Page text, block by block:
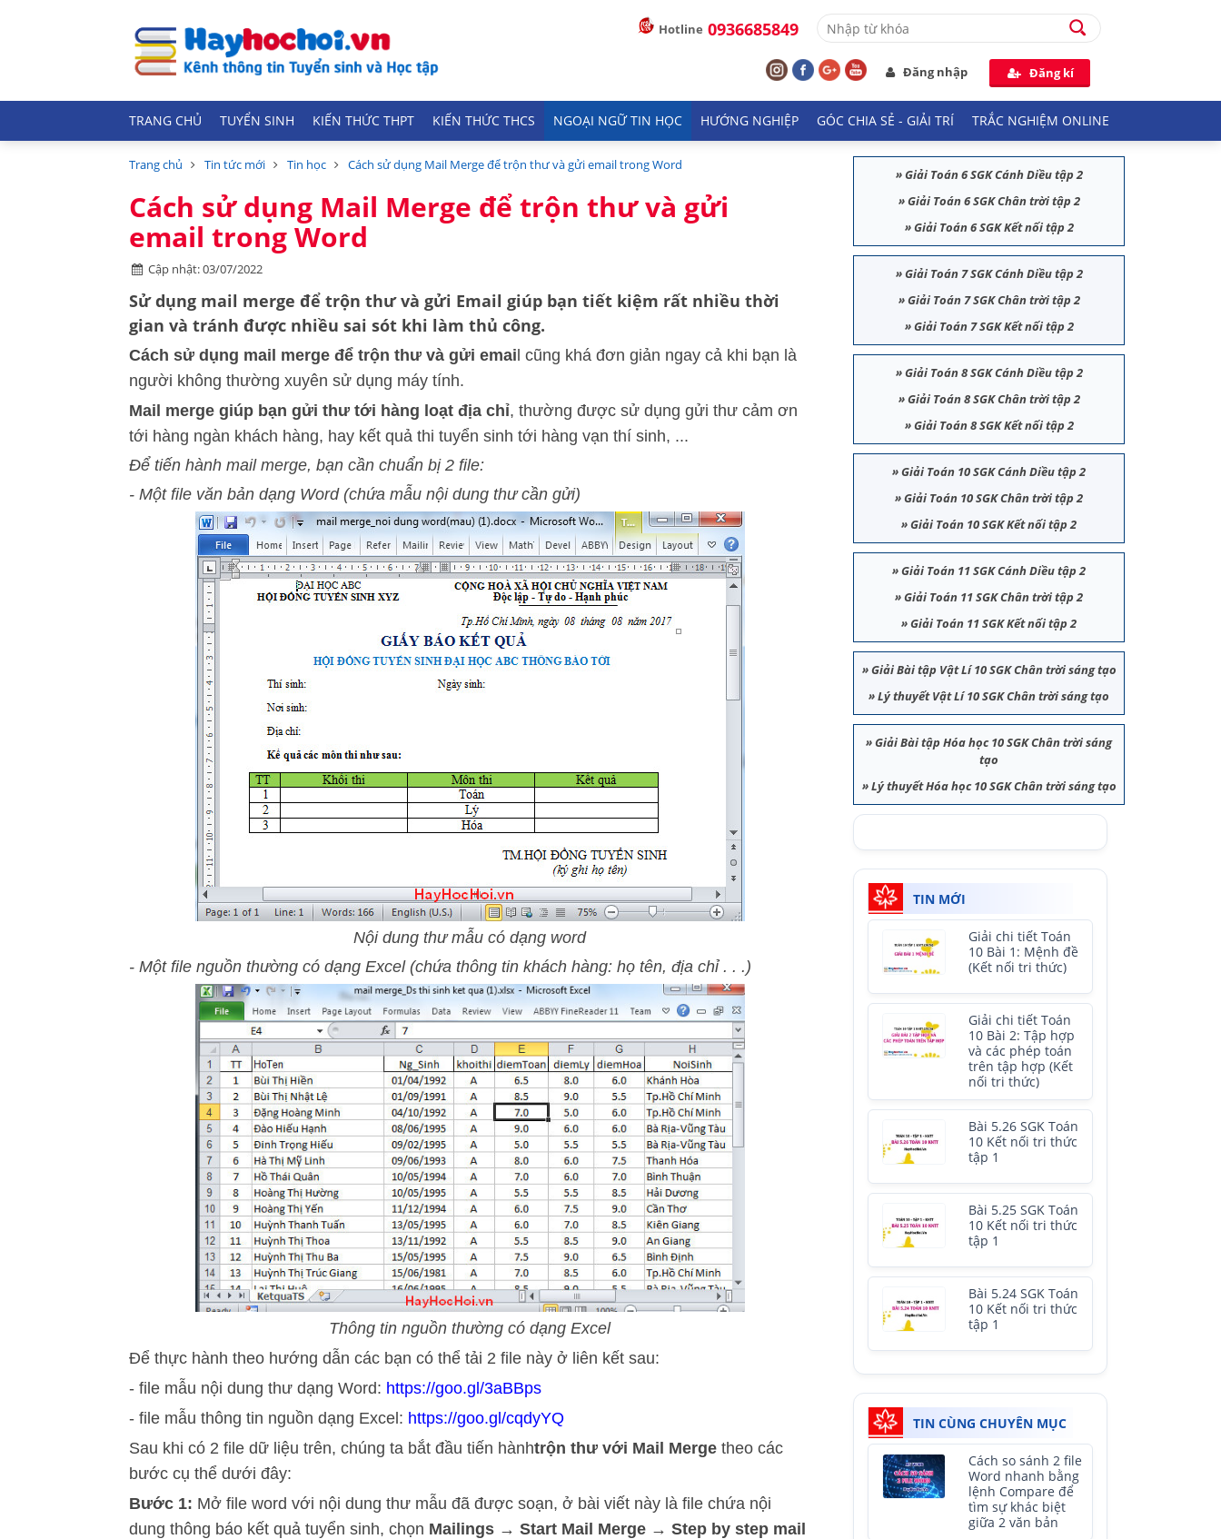
Hotline 0936685849
Đăng nhập Đăng kí
TRANG CHỦ TUYỂN SINH KIẾN THỨC THPT KIẾN THỨC THCS NGOẠI NGỮ TIN HỌC HƯỚNG NGHIỆP GÓC CHIA SẺ - GIẢI TRÍ TRẮC NGHIỆM ONLINE
Trang chủ Tin tức mới Tin học Cách sử dụng Mail Merge để trộn thư và gửi email trong Word
Cách sử dụng Mail Merge để trộn thư và gửi
email trong Word
Cập nhật: 03/07/2022
Sử dụng mail merge để trộn thư và gửi Email giúp bạn tiết kiệm rất nhiều thời
gian và tránh được nhiều sai sót khi làm thủ công.
Cách sử dụng mail merge để trộn thư và gửi emai l cũng khá đơn giản ngay cả khi bạn là
người không thường xuyên sử dụng máy tính.
Mail merge giúp bạn gửi thư tới hàng loạt địa chỉ, thường được sử dụng gửi thư cảm ơn
tới hàng ngàn khách hàng, hay kết quả thi tuyển sinh tới hàng vạn thí sinh, ...
Để tiến hành mail merge, bạn cần chuẩn bị 2 file:
- Một file văn bản dạng Word (chứa mẫu nội dung thư cần gửi)
Nội dung thư mẫu có dạng word
- Một file nguồn thường có dạng Excel (chứa thông tin khách hàng: họ tên, địa chỉ . . .)
Thông tin nguồn thường có dạng Excel
Để thực hành theo hướng dẫn các bạn có thể tải 2 file này ở liên kết sau:
- file mẫu nội dung thư dạng Word: https://goo.gl/3aBBps
- file mẫu thông tin nguồn dạng Excel: https://goo.gl/cqdyYQ
Sau khi có 2 file dữ liệu trên, chúng ta bắt đầu tiến hànhtrộn thư với Mail Merge theo các
bước cụ thể dưới đây:
Bước 1: Mở file word với nội dung thư mẫu đã được soạn, ở bài viết này là file chứa nội
dung thông báo kết quả tuyển sinh, chọn Mailings → Start Mail Merge → Step by step mail
»Giải Toán 6 SGK Cánh Diều tập 2
»Giải Toán 6 SGK Chân trời tập 2
»Giải Toán 6 SGK Kết nối tập 2
»Giải Toán 7 SGK Cánh Diều tập 2
»Giải Toán 7 SGK Chân trời tập 2
»Giải Toán 7 SGK Kết nối tập 2
»Giải Toán 8 SGK Cánh Diều tập 2
»Giải Toán 8 SGK Chân trời tập 2
»Giải Toán 8 SGK Kết nối tập 2
»Giải Toán 10 SGK Cánh Diều tập 2
»Giải Toán 10 SGK Chân trời tập 2
»Giải Toán 10 SGK Kết nối tập 2
»Giải Toán 11 SGK Cánh Diều tập 2
»Giải Toán 11 SGK Chân trời tập 2
»Giải Toán 11 SGK Kết nối tập 2
»Giải Bài tập Vật Lí 10 SGK Chân trời sáng tạo
»Lý thuyết Vật Lí 10 SGK Chân trời sáng tạo
»Giải Bài tập Hóa học 10 SGK Chân trời sáng
tạo
»Lý thuyết Hóa học 10 SGK Chân trời sáng tạo
TIN MỚI
Giải chi tiết Toán
10 Bài 1: Mệnh đề
(Kết nối tri thức)
Giải chi tiết Toán
10 Bài 2: Tập hợp
và các phép toán
trên tập hợp (Kết
nối tri thức)
Bài 5.26 SGK Toán
10 Kết nối tri thức
tập 1
Bài 5.25 SGK Toán
10 Kết nối tri thức
tập 1
Bài 5.24 SGK Toán
10 Kết nối tri thức
tập 1
TIN CÙNG CHUYÊN MỤC
Cách so sánh 2 file
Word nhanh bằng
lệnh Compare để
tìm sự khác biệt
giữa 2 văn bản